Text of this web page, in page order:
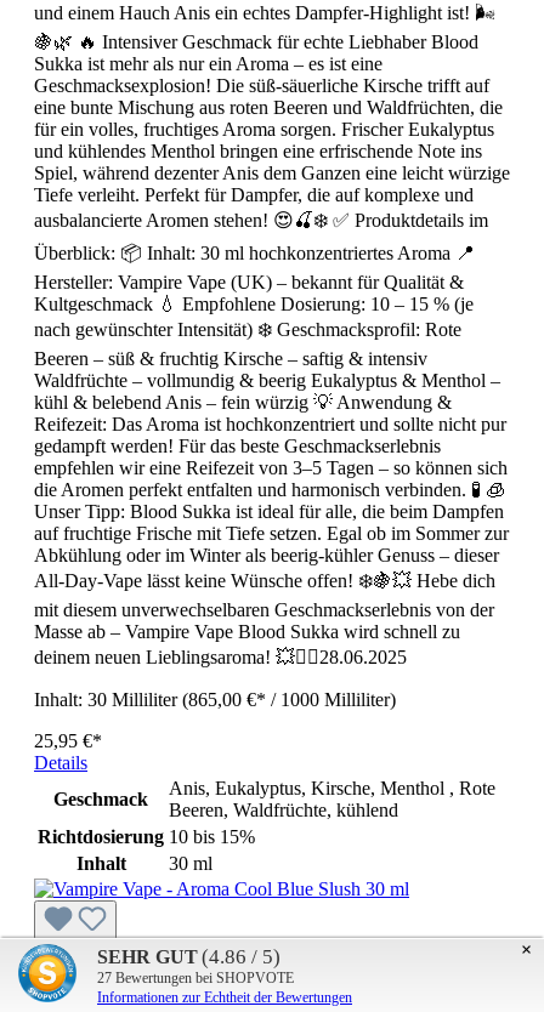
und einem Hauch Anis ein echtes Dampfer-Highlight ist! 🌬️
🍇🌿 🔥 Intensiver Geschmack für echte Liebhaber Blood
Sukka ist mehr als nur ein Aroma – es ist eine
Geschmacksexplosion! Die süß-säuerliche Kirsche trifft auf
eine bunte Mischung aus roten Beeren und Waldfrüchten, die
für ein volles, fruchtiges Aroma sorgen. Frischer Eukalyptus
und kühlendes Menthol bringen eine erfrischende Note ins
Spiel, während dezenter Anis dem Ganzen eine leicht würzige
Tiefe verleiht. Perfekt für Dampfer, die auf komplexe und
ausbalancierte Aromen stehen! 😍🍒❄️ ✅ Produktdetails im
Überblick: 📦 Inhalt: 30 ml hochkonzentriertes Aroma 📍
Hersteller: Vampire Vape (UK) – bekannt für Qualität &
Kultgeschmack 💧 Empfohlene Dosierung: 10 – 15 % (je
nach gewünschter Intensität) ❄️ Geschmacksprofil: Rote
Beeren – süß & fruchtig Kirsche – saftig & intensiv
Waldfrüchte – vollmundig & beerig Eukalyptus & Menthol –
kühl & belebend Anis – fein würzig 💡 Anwendung &
Reifezeit: Das Aroma ist hochkonzentriert und sollte nicht pur
gedampft werden! Für das beste Geschmackserlebnis
empfehlen wir eine Reifezeit von 3–5 Tagen – so können sich
die Aromen perfekt entfalten und harmonisch verbinden. 🧪 🧊
Unser Tipp: Blood Sukka ist ideal für alle, die beim Dampfen
auf fruchtige Frische mit Tiefe setzen. Egal ob im Sommer zur
Abkühlung oder im Winter als beerig-kühler Genuss – dieser
All-Day-Vape lässt keine Wünsche offen! ❄️🍇💥 Hebe dich
mit diesem unverwechselbaren Geschmackserlebnis von der
Masse ab – Vampire Vape Blood Sukka wird schnell zu
deinem neuen Lieblingsaroma! 💥🧛‍♂️28.06.2025
Inhalt: 30 Milliliter(865,00 €* / 1000 Milliliter)
25,95 €*
Details
Geschmack
Anis, Eukalyptus, Kirsche, Menthol , Rote
Beeren, Waldfrüchte, kühlend
Richtdosierung 10 bis 15%
Inhalt
30 ml
Vampire Vape - Aroma Cool Blue Slush 30 ml
🧊 Vampire Vape - Aroma Cool Blue Slush 30 ml 🧛‍♂️💙
Eiskalter Fruchtgenuss für heiße Dampfmomente! Tauche ein
×
SEHR GUT(4.86 / 5)
27 Bewertungen bei SHOPVOTE
Informationen zur Echtheit der Bewertungen